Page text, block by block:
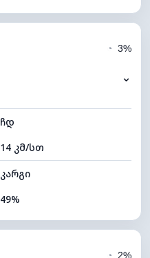
0 (ბნელი)
9680 მ
◔ 3%
⌄
ჩდ
14 კმ/სთ
კარგი
49%
◔ 2%